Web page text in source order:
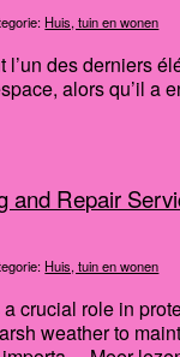
Huis, tuin en wonen
l’un des derniers
alors qu’il a
and Repair
Huis, tuin en wonen
crucial role in
weather to